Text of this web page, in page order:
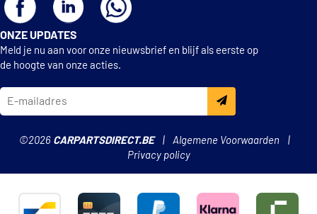
ONZE UPDATES
Meld je nu aan voor onze nieuwsbrief en blijf als eerste op
de hoogte van onze acties.
©2026 CARPARTSDIRECT.BE
Algemene Voorwaarden
Privacy policy